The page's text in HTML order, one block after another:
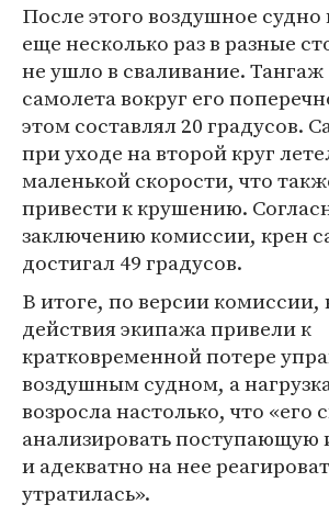
После этого воздушное судно
еще несколько раз в разные
не ушло в сваливание.
самолета вокруг его
этом составлял 20 градусов.
при уходе на второй круг
маленькой скорости, что
привести к крушению.
заключению комиссии, крен
достигал 49 градусов.
В итоге, по версии
действия экипажа привели к
кратковременной потере
воздушным судном, а
возросла настолько, что «его
анализировать
и адекватно на нее
утратилась».